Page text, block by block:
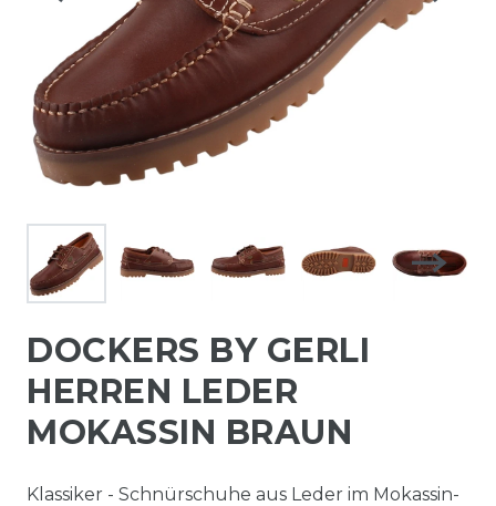
DOCKERS BY GERLI
HERREN LEDER
MOKASSIN BRAUN
Klassiker - Schnürschuhe aus Leder im Mokassin-